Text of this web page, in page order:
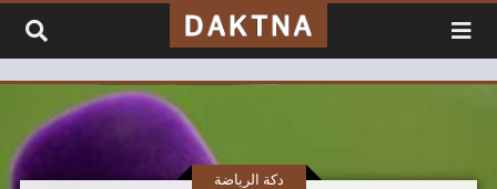
دكة الرياضة